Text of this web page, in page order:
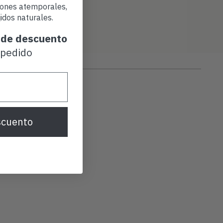
atemporales,
naturales.
descuento